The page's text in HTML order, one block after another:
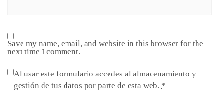
Save my name, email, and website in this browser for the
next time I comment.
Al usar este formulario accedes al almacenamiento y
gestión de tus datos por parte de esta web. *